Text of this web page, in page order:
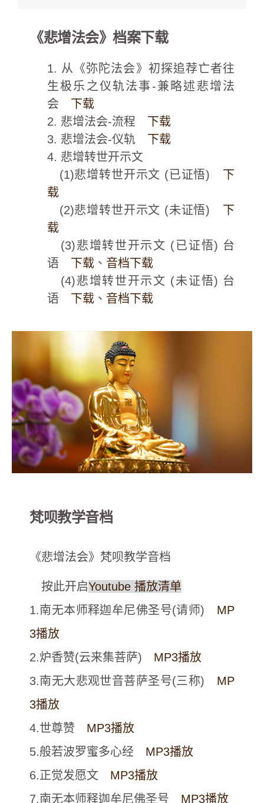
《悲增法会》档案下载
1. 从《弥陀法会》初探追荐亡者往
生极乐之仪轨法事-兼略述悲增法
会 下载
2. 悲增法会-流程 下载
3. 悲增法会-仪轨 下载
4. 悲增转世开示文
(1)悲增转世开示文 (已证悟) 下
载
(2)悲增转世开示文 (未证悟) 下
载
(3)悲增转世开示文 (已证悟) 台
语 下载 、 音档下载
(4)悲增转世开示文 (未证悟) 台
语 下载 、 音档下载
梵呗教学音档
《悲增法会》梵呗教学音档
按此开启Youtube 播放清单
1.南无本师释迦牟尼佛圣号(请师) MP
3播放
2.炉香赞(云来集菩萨) MP3播放
3.南无大悲观世音菩萨圣号(三称) MP
3播放
4.世尊赞 MP3播放
5.般若波罗蜜多心经 MP3播放
6.正觉发愿文 MP3播放
7.南无本师释迦牟尼佛圣号 MP3播放